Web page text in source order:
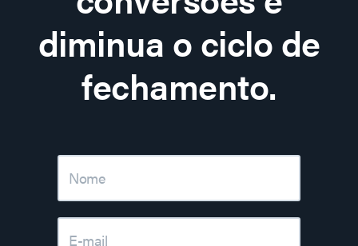
diminua o ciclo de
fechamento.